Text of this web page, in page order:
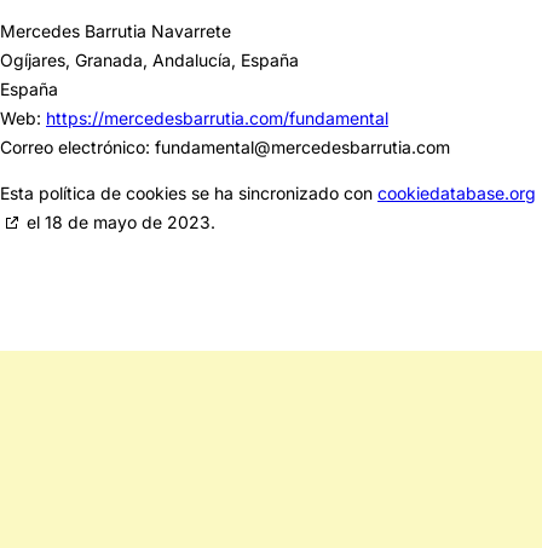
Mercedes Barrutia Navarrete
Ogíjares, Granada, Andalucía, España
España
Web: https://mercedesbarrutia.com/fundamental
Correo electrónico: fundamental@mercedesbarrutia.com
Esta política de cookies se ha sincronizado con cookiedatabase.org
el 18 de mayo de 2023.